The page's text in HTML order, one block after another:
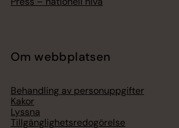
Om webbplatsen
Behandling av personuppgifter
Kakor
Lyssna
Tillgänglighetsredogörelse